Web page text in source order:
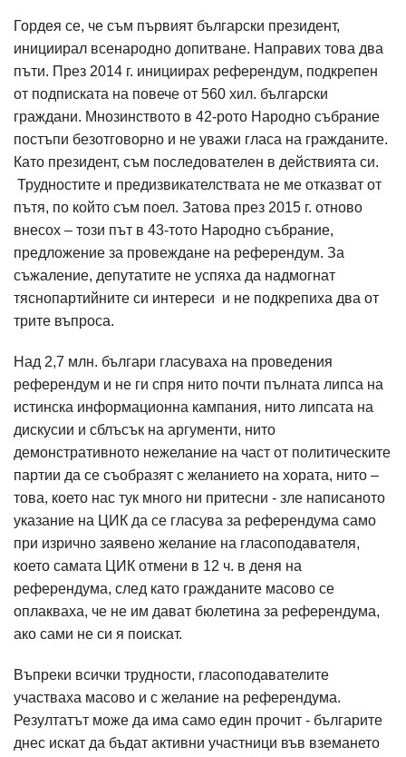
Гордея се, че съм първият български президент,
инициирал всенародно допитване. Направих това два
пъти. През 2014 г. инициирах референдум, подкрепен
от подписката на повече от 560 хил. български
граждани. Мнозинството в 42-рото Народно събрание
постъпи безотговорно и не уважи гласа на гражданите.
Като президент, съм последователен в действията си.
Трудностите и предизвикателствата не ме отказват от
пътя, по който съм поел. Затова през 2015 г. отново
внесох – този път в 43-тото Народно събрание,
предложение за провеждане на референдум. За
съжаление, депутатите не успяха да надмогнат
тяснопартийните си интереси и не подкрепиха два от
трите въпроса.
Над 2,7 млн. българи гласуваха на проведения
референдум и не ги спря нито почти пълната липса на
истинска информационна кампания, нито липсата на
дискусии и сблъсък на аргументи, нито
демонстративното нежелание на част от политическите
партии да се съобразят с желанието на хората, нито –
това, което нас тук много ни притесни - зле написаното
указание на ЦИК да се гласува за референдума само
при изрично заявено желание на гласоподавателя,
което самата ЦИК отмени в 12 ч. в деня на
референдума, след като гражданите масово се
оплакваха, че не им дават бюлетина за референдума,
ако сами не си я поискат.
Въпреки всички трудности, гласоподавателите
участваха масово и с желание на референдума.
Резултатът може да има само един прочит - българите
днес искат да бъдат активни участници във вземането